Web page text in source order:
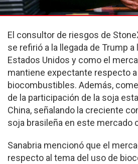
El consultor de riesgos de
se refirió a la llegada de Trump
Estados Unidos y como el
mantiene expectante respecto
biocombustibles. Además,
de la participación de la soja
China, señalando la creciente
soja brasileña en este mercado
Sanabria mencionó que el
respecto al tema del uso de